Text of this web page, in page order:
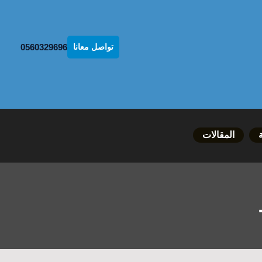
تواصل معانا 0560329696
المقالات